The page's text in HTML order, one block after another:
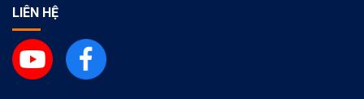
LIÊN HỆ